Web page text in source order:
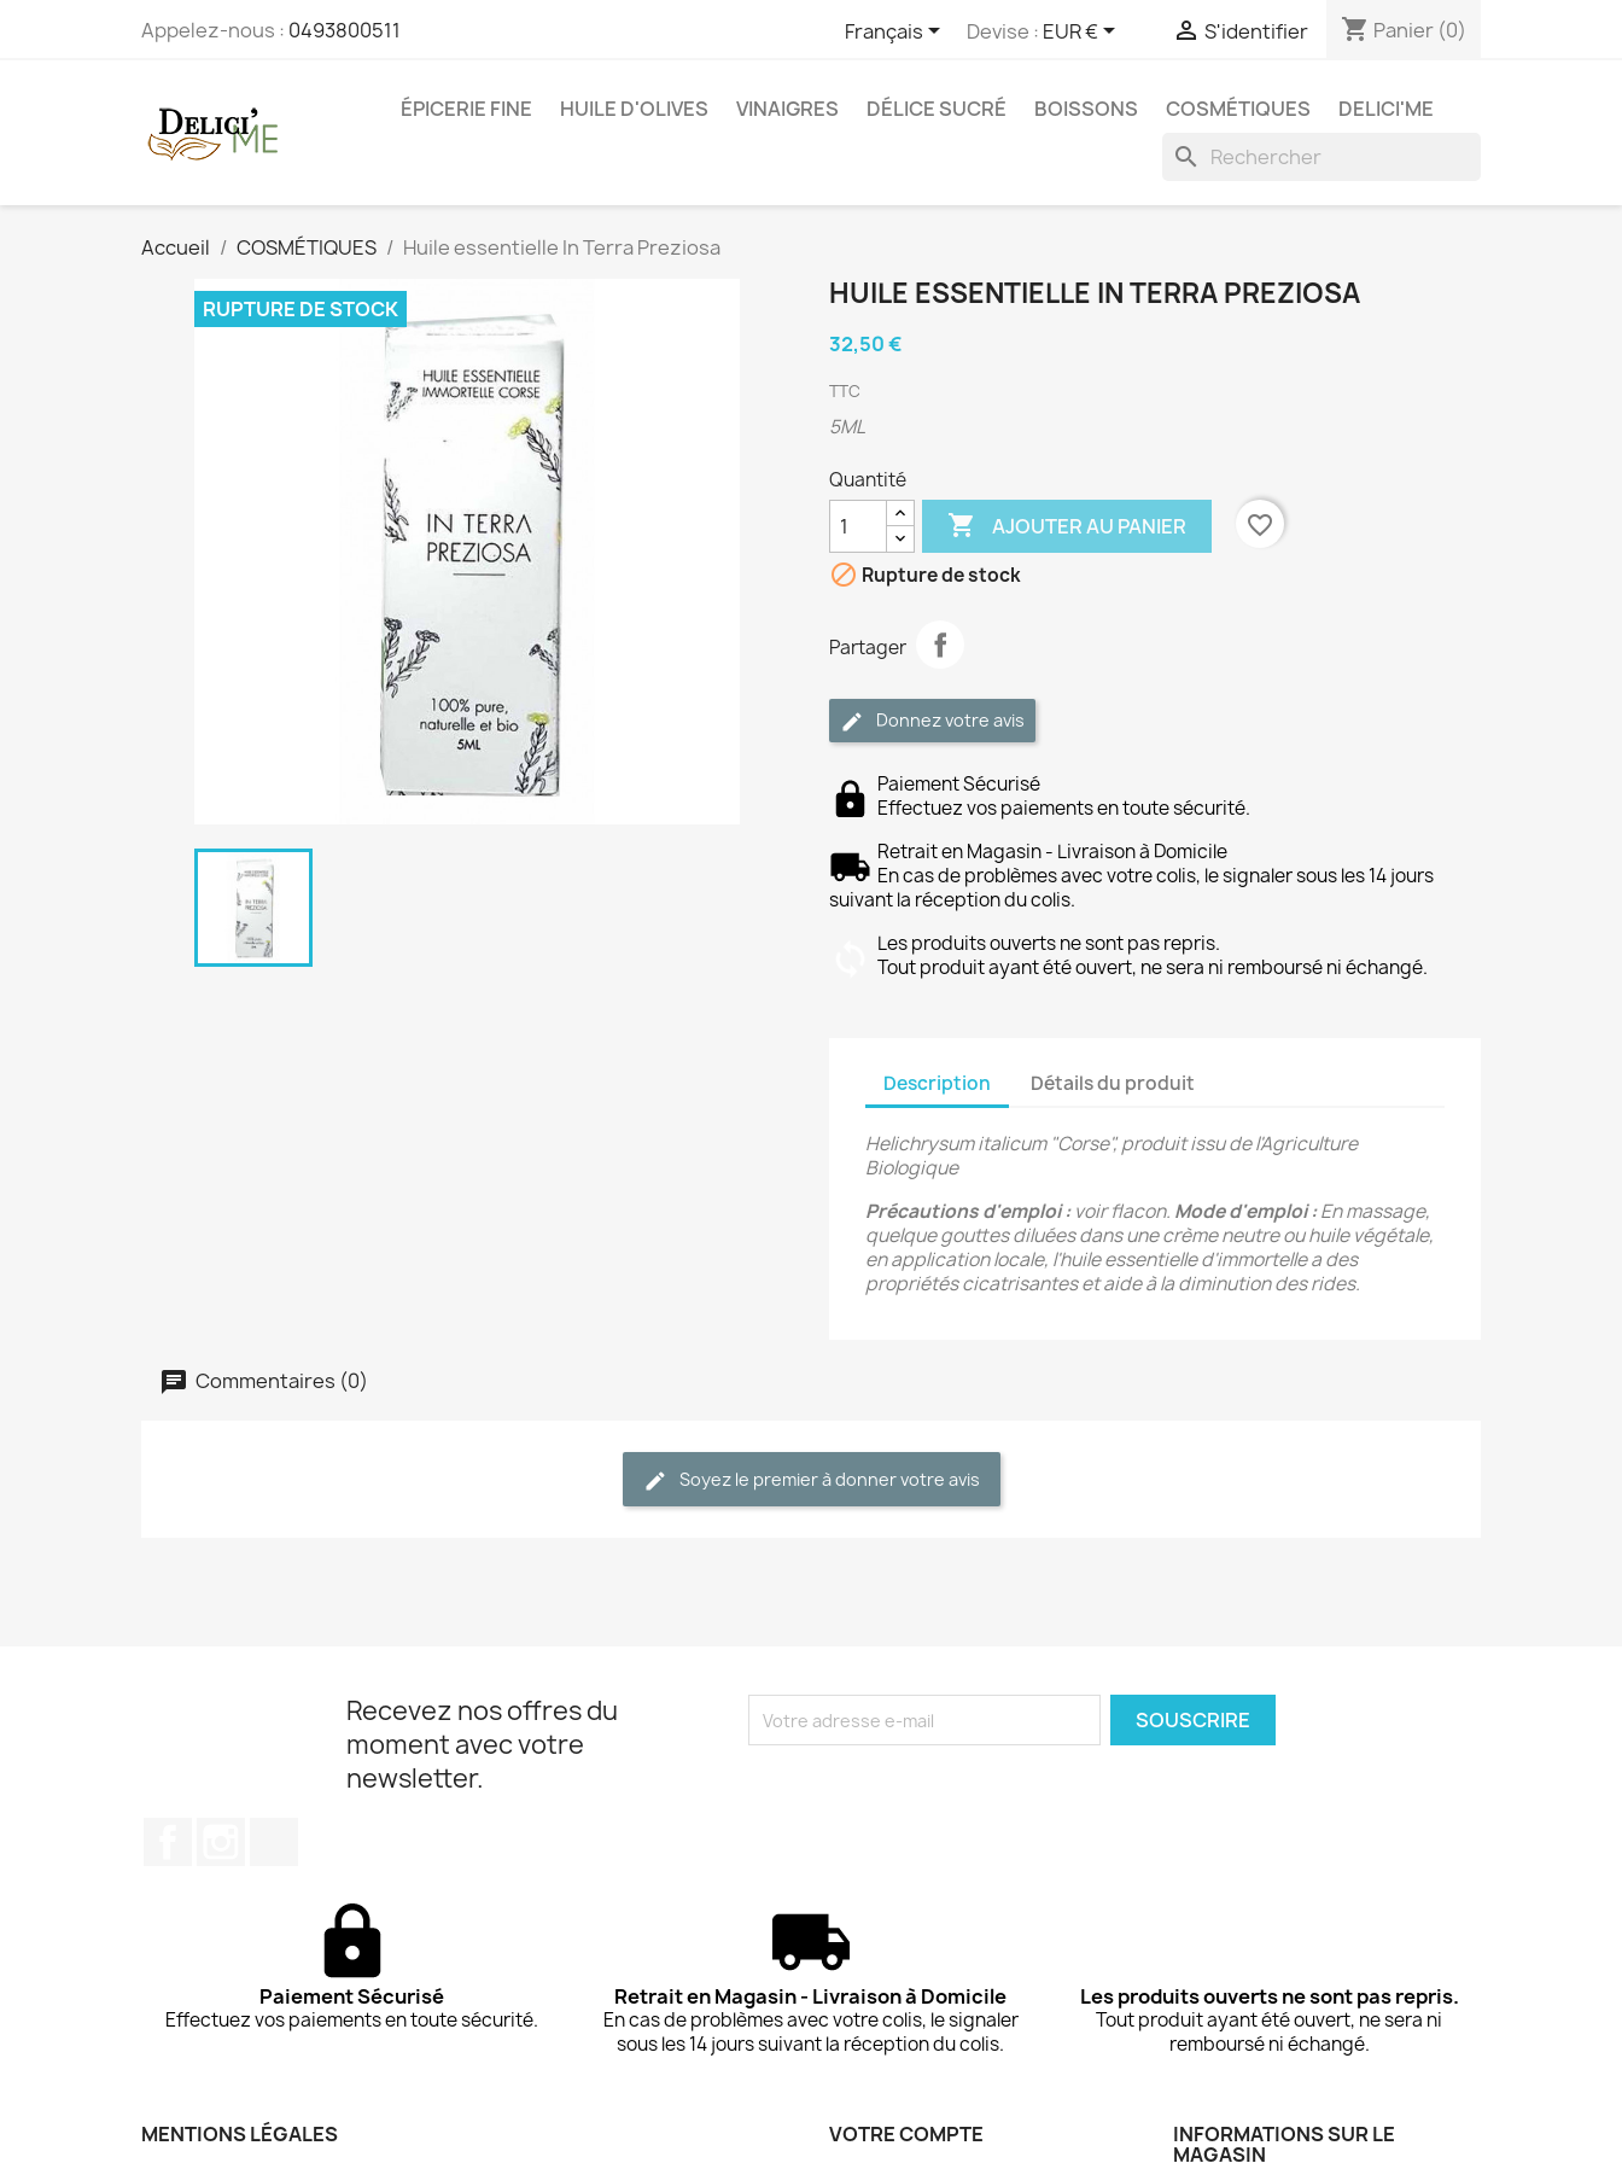
Appelez-nous : 0493800511 Français Devise : EUR €  S'identifier shopping_cart Panier (0)
ÉPICERIE FINE HUILE D'OLIVES VINAIGRES DÉLICE SUCRÉ BOISSONS COSMÉTIQUES DELICI'ME
search
Accueil COSMÉTIQUES Huile essentielle In Terra Preziosa
RUPTURE DE STOCK HUILE ESSENTIELLE IN TERRA PREZIOSA
32,50 €
TTC
5ML
Quantité
 AJOUTER AU PANIER
favorite_border
 Rupture de stock
Partager
Donnez votre avis
Paiement Sécurisé
Effectuez vos paiements en toute sécurité.
Retrait en Magasin - Livraison à Domicile
En cas de problèmes avec votre colis, le signaler sous les 14 jours
suivant la réception du colis.
Les produits ouverts ne sont pas repris.
Tout produit ayant été ouvert, ne sera ni remboursé ni échangé.
Description Détails du produit
Helichrysum italicum "Corse", produit issu de l'Agriculture
Biologique
Précautions d'emploi :voir flacon. Mode d'emploi :En massage,
quelque gouttes diluées dans une crème neutre ou huile végétale,
en application locale, l'huile essentielle d'immortelle a des
propriétés cicatrisantes et aide à la diminution des rides.
Commentaires (0)
Soyez le premier à donner votre avis
Recevez nos offres du
moment avec votre
newsletter.
Paiement Sécurisé
Effectuez vos paiements en toute sécurité.
Retrait en Magasin - Livraison à Domicile
En cas de problèmes avec votre colis, le signaler
sous les 14 jours suivant la réception du colis.
Les produits ouverts ne sont pas repris.
Tout produit ayant été ouvert, ne sera ni
remboursé ni échangé.
MENTIONS LÉGALES VOTRE COMPTE INFORMATIONS SUR LE
MAGASIN